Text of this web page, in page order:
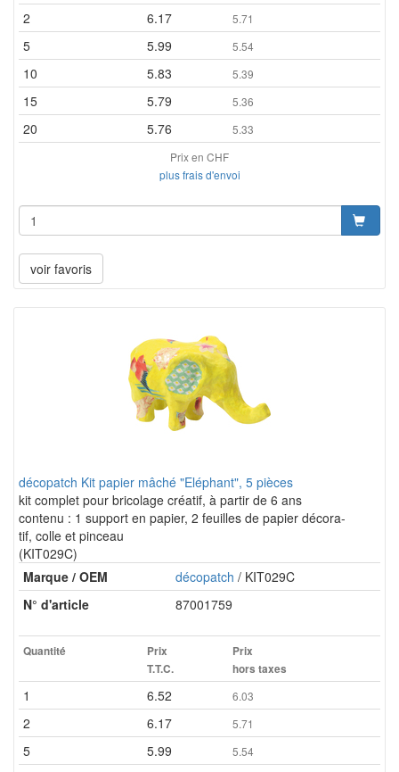
2 6.17 5.71
5 5.99 5.54
10 5.83 5.39
15 5.79 5.36
20 5.76
5.33
Prix en CHF
plus frais d'envoi
voir favoris
décopatch Kit papier mâché "Eléphant", 5 pièces
kit complet pour bricolage créatif, à partir de 6 ans
contenu : 1 support en papier, 2 feuilles de papier décora-
tif, colle et pinceau
(KIT029C)
Marque / OEM
décopatch / KIT029C
N° d'article
87001759
Quantité
Prix
T.T.C.
Prix
hors taxes
1 6.52 6.03
2 6.17 5.71
5 5.99 5.54